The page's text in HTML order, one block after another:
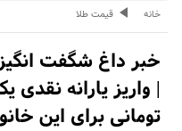
خانه قیمت طلا
خبر داغ شگفت انگیز
تومانی برای این